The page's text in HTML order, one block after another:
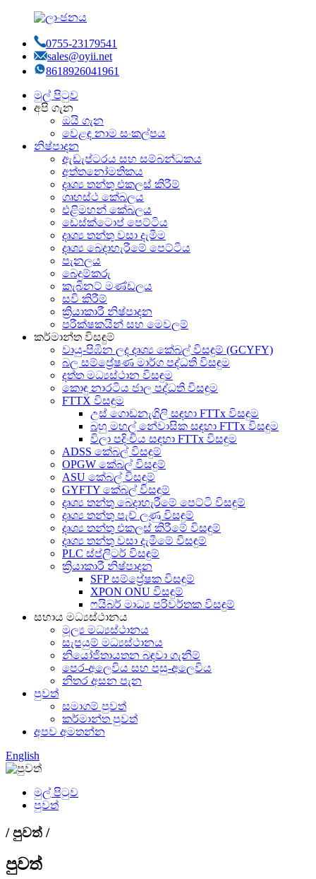
0755-23179541
sales@oyii.net
8618926041961
මුල් පිටුව
අපි ගැන
ඔයි ගැන
වෙළඳ නාම සංකල්පය
නිෂ්පාදන
ඇඩැප්ටරය සහ සම්බන්ධකය
අත්තනෝමතිකය
දෘශ්‍ය තන්තු එකලස් කිරීම්
ගෘහස්ථ කේබලය
එළිමහන් කේබලය
ඩෙස්ක්ටොප් පෙට්ටිය
දෘශ්‍ය තන්තු වසා දැමීම
දෘශ්‍ය බෙදාහැරීමේ පෙට්ටිය
පැනලය
බෙදුම්කරු
කැබිනට් මණ්ඩලය
සවි කිරීම්
ක්‍රියාකාරී නිෂ්පාදන
පරීක්ෂකයින් සහ මෙවලම්
කර්මාන්ත විසඳුම්
වායු-පිඹින ලද දෘශ්‍ය කේබල් විසඳුම් (GCYFY)
බල සම්ප්‍රේෂණ මාර්ග පද්ධති විසඳුම
දත්ත මධ්‍යස්ථාන විසඳුම
කොඳු නාරටිය ජාල පද්ධති විසඳුම
FTTX විසඳුම
උස් ගොඩනැගිලි සඳහා FTTx විසඳුම
බහු මහල් නේවාසික සඳහා FTTx විසඳුම
විලා පදිංචිය සඳහා FTTx විසඳුම
ADSS කේබල් විසඳුම්
OPGW කේබල් විසඳුම්
ASU කේබල් විසඳුම්
GYFTY කේබල් විසඳුම්
දෘශ්‍ය තන්තු බෙදාහැරීමේ පෙට්ටි විසඳුම්
දෘශ්‍ය තන්තු පැච් ලණු විසඳුම්
දෘශ්‍ය තන්තු එකලස් කිරීමේ විසඳුම්
දෘශ්‍ය තන්තු වසා දැමීමේ විසඳුම්
PLC ස්ප්ලිටර් විසඳුම්
ක්‍රියාකාරී නිෂ්පාදන
SFP සම්ප්‍රේෂක විසඳුම්
XPON ONU විසඳුම්
ෆයිබර් මාධ්‍ය පරිවර්තක විසඳුම්
සහාය මධ්‍යස්ථානය
මූල්‍ය මධ්‍යස්ථානය
සැපයුම් මධ්‍යස්ථානය
නියෝජිතායතන බඳවා ගැනීම්
පෙර-අලෙවිය සහ පසු-අලෙවිය
නිතර අසන පැන
පුවත්
සමාගම් පුවත්
කර්මාන්ත පුවත්
අපව අමතන්න
English
මුල් පිටුව
පුවත්
/ පුවත් /
පුවත්